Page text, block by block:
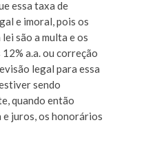
essa taxa de
e imoral, pois os
são a multa e os
a.a. ou correção
legal para essa
sendo
quando então
e juros, os honorários